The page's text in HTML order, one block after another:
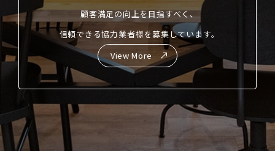
顧客満足の向上を目指すべく、
信頼できる協力業者様を募集しています。
View More